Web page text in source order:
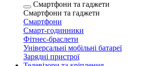
Смартфони та гаджети
Смартфони та гаджети
Смартфони
Смарт-годинники
Фітнес-браслети
Універсальні мобільні батареї
Зарядні пристрої